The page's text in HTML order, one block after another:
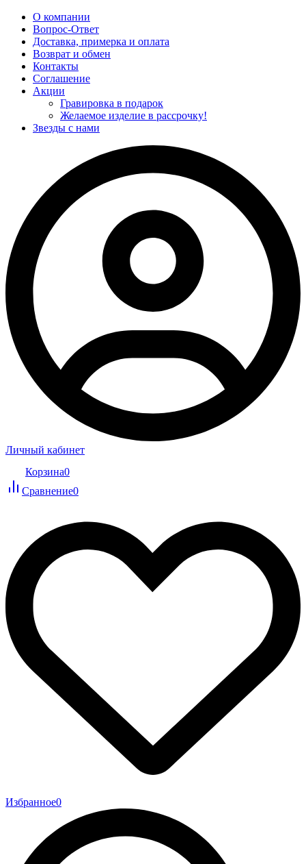
О компании
Вопрос-Ответ
Доставка, примерка и оплата
Возврат и обмен
Контакты
Соглашение
Акции
Гравировка в подарок
Желаемое изделие в рассрочку!
Звезды с нами
Личный кабинет
Корзина0
Сравнение0
Избранное0